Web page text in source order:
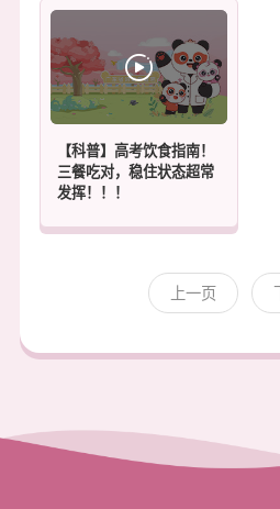
【科普】高考饮食指南！
三餐吃对，稳住状态超常
发挥！！！
上一页